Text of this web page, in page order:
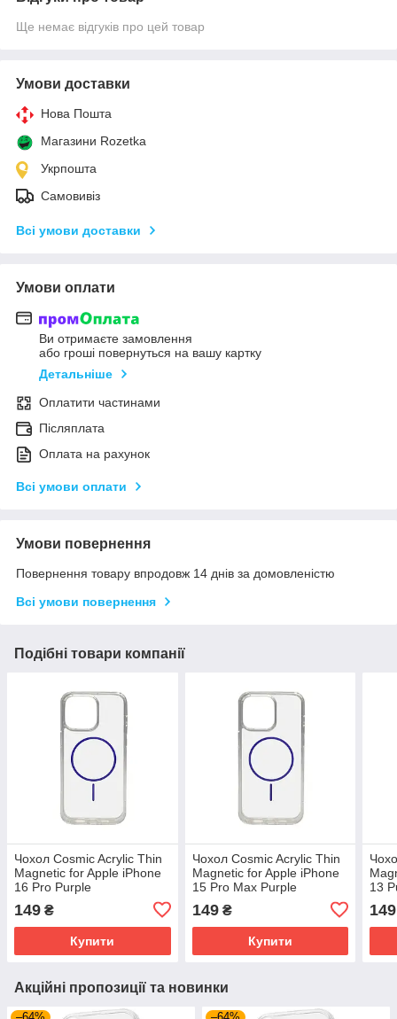
Ще немає відгуків про цей товар
Умови доставки
Нова Пошта
Магазини Rozetka
Укрпошта
Самовивіз
Всі умови доставки
Умови оплати
Ви отримаєте замовлення
або гроші повернуться на вашу картку
Детальніше
Оплатити частинами
Післяплата
Оплата на рахунок
Всі умови оплати
Умови повернення
Повернення товару впродовж 14 днів за домовленістю
Всі умови повернення
Подібні товари компанії
Чохол Cosmic Acrylic Thin
Magnetic for Apple iPhone
16 Pro Purple
Фіолетовий
149 ₴
Купити
Чохол Cosmic Acrylic Thin
Magnetic for Apple iPhone
15 Pro Max Purple
Фіолетовий
149₴
Купити
13
149
Акційні пропозиції та новинки